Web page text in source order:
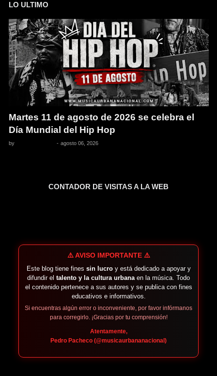
LO ULTIMO
Martes 11 de agosto de 2026 se celebra el
Día Mundial del Hip Hop
by - agosto 06, 2026
CONTADOR DE VISITAS A LA WEB
⚠️ AVISO IMPORTANTE ⚠️
Este blog tiene fines sin lucroy está dedicado a apoyar y
difundir el talento y la cultura urbanaen la música. Todo
el contenido pertenece a sus autores y se publica con fines
educativos e informativos.
Si encuentras algún error o inconveniente, por favor infórmanos
para corregirlo. ¡Gracias por tu comprensión!
Atentamente,
Pedro Pacheco (@musicaurbananacional)